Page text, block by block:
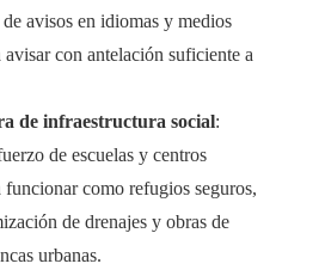
avisos en idiomas y medios
con antelación suficiente a
de infraestructura social:
de escuelas y centros
como refugios seguros,
de drenajes y obras de
urbanas.